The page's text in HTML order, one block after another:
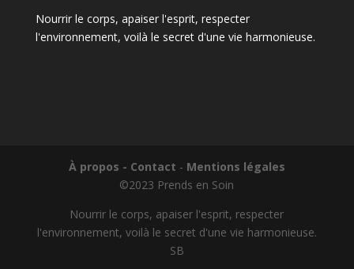
Nourrir le corps, apaiser l'esprit, respecter
l'environnement, voilà le secret d'une vie harmonieuse.
À propos - Contact - Mentions légales
©2023 Prends en Soin
Nourrir le corps, apaiser l'esprit, respecter
l'environnement, voilà le secret d'une vie harmonieuse.
SB